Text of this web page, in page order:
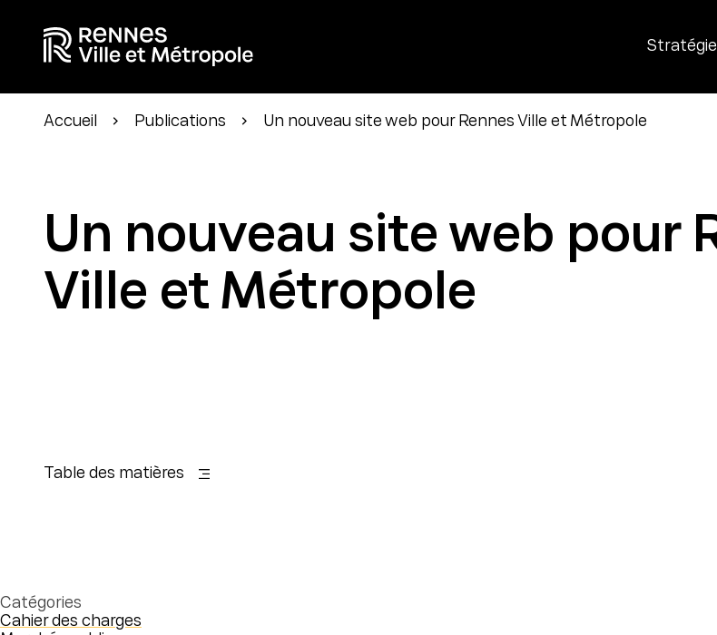
Stratégie
Accueil Publications Un nouveau site web pour Rennes Ville et Métropole
Un nouveau site web pour
Ville et Métropole
Table des matières
Catégories
Cahier des charges